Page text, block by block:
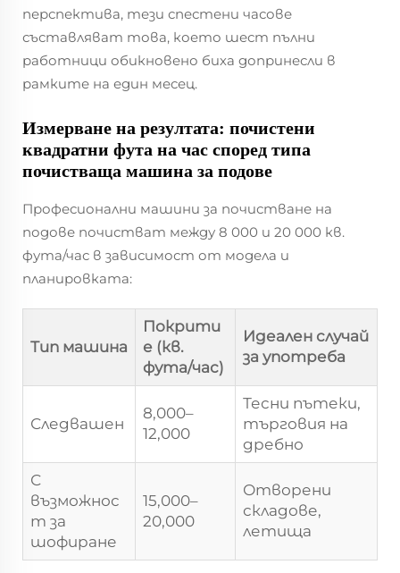
перспектива, тези спестени часове
съставляват това, което шест пълни
работници обикновено биха допринесли в
рамките на един месец.
Измерване на резултата: почистени
квадратни фута на час според типа
почистваща машина за подове
Професионални машини за почистване на
подове почистват между 8 000 и 20 000 кв.
фута/час в зависимост от модела и
планировката:
Тип машина
Покрити
е (кв.
фута/час)
Идеален случай
за употреба
Следвашен
8,000–
12,000
Тесни пътеки,
търговия на
дребно
С
възможнос
т за
шофиране
15,000–
20,000
Отворени
складове,
летища